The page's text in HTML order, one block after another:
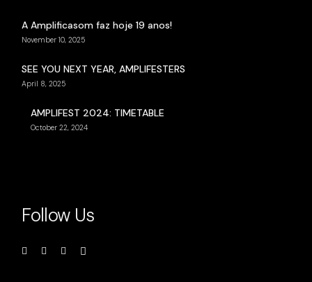
A Amplificasom faz hoje 19 anos!
November 10, 2025
SEE YOU NEXT YEAR, AMPLIFESTERS
April 8, 2025
AMPLIFEST 2024: TIMETABLE
October 22, 2024
Follow Us